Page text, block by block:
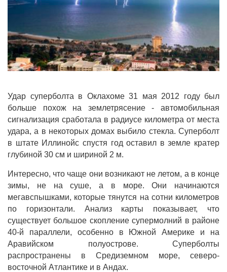
Удар суперболта в Оклахоме 31 мая 2012 году был
больше похож на землетрясение - автомобильная
сигнализация сработала в радиусе километра от места
удара, а в некоторых домах выбило стекла. Суперболт
в штате Иллинойс спустя год оставил в земле кратер
глубиной 30 см и шириной 2 м.
Интересно, что чаще они возникают не летом, а в конце
зимы, не на суше, а в море. Они начинаются
мегавспышками, которые тянутся на сотни километров
по горизонтали. Анализ карты показывает, что
существует большое скопление супермолний в районе
40-й параллели, особенно в Южной Америке и на
Аравийском полуострове. Суперболты
распространены в Средиземном море, северо-
восточной Атлантике и в Андах.